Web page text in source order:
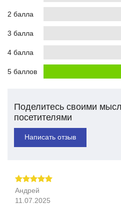
2 балла
3 балла
4 балла
5 баллов
Поделитесь своими
посетителями
Написать отзыв
Андрей
11.07.2025